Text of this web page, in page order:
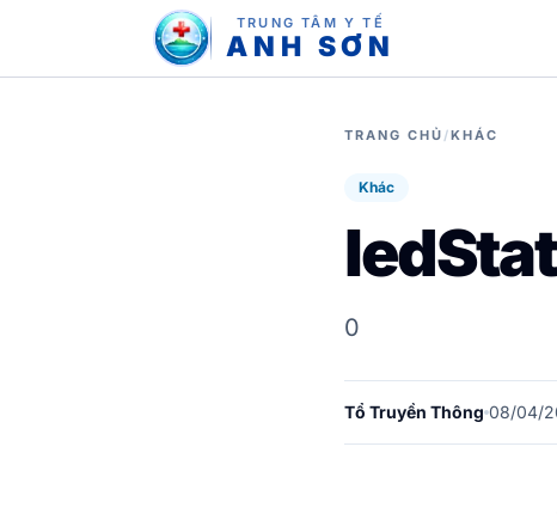
TRUNG TÂM Y TẾ
ANH SƠN
TRANG CHỦ /KHÁC
Khác
0
Tổ Truyền Thông 08/04/